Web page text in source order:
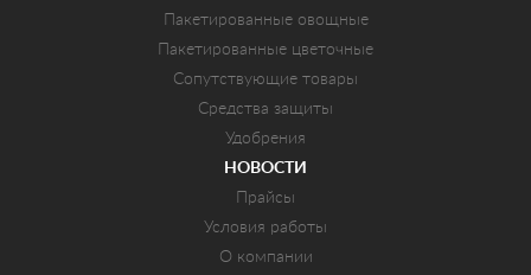
Пакетированные овощные
Пакетированные цветочные
Сопутствующие товары
Средства защиты
Удобрения
НОВОСТИ
Прайсы
Условия работы
О компании